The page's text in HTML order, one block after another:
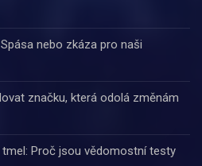
nebo zkáza pro naši
značku, která odolá změnám
Proč jsou vědomostní testy